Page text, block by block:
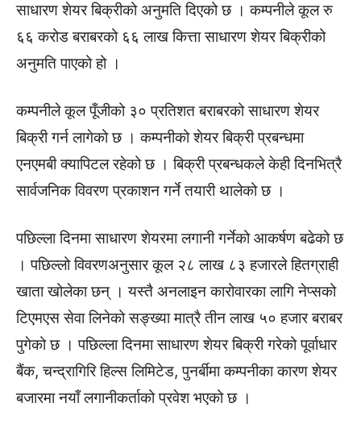
साधारण शेयर बिक्रीको अनुमति दिएको छ । कम्पनीले कूल रु
६६ करोड बराबरको ६६ लाख कित्ता साधारण शेयर बिक्रीको
अनुमति पाएको हो ।
कम्पनीले कूल पूँजीको ३० प्रतिशत बराबरको साधारण शेयर
बिक्री गर्न लागेको छ । कम्पनीको शेयर बिक्री प्रबन्धमा
एनएमबी क्यापिटल रहेको छ । बिक्री प्रबन्धकले केही दिनभित्रै
सार्वजनिक विवरण प्रकाशन गर्ने तयारी थालेको छ ।
पछिल्ला दिनमा साधारण शेयरमा लगानी गर्नेको आकर्षण बढेको छ
। पछिल्लो विवरणअनुसार कूल २८ लाख ८३ हजारले हितग्राही
खाता खोलेका छन् । यस्तै अनलाइन कारोवारका लागि नेप्सको
टिएमएस सेवा लिनेको सङ्ख्या मात्रै तीन लाख ५० हजार बराबर
पुगेको छ । पछिल्ला दिनमा साधारण शेयर बिक्री गरेको पूर्वाधार
बैंक, चन्द्रागिरि हिल्स लिमिटेड, पुनर्बीमा कम्पनीका कारण शेयर
बजारमा नयाँ लगानीकर्ताको प्रवेश भएको छ ।